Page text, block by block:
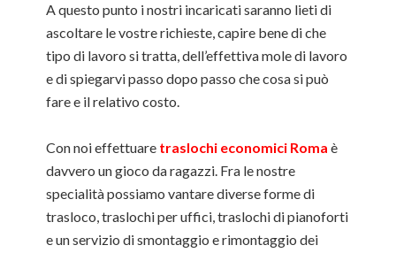
A questo punto i nostri incaricati saranno lieti di
ascoltare le vostre richieste, capire bene di che
tipo di lavoro si tratta, dell’effettiva mole di lavoro
e di spiegarvi passo dopo passo che cosa si può
fare e il relativo costo.
Con noi effettuare traslochi economici Roma è
davvero un gioco da ragazzi. Fra le nostre
specialità possiamo vantare diverse forme di
trasloco, traslochi per uffici, traslochi di pianoforti
e un servizio di smontaggio e rimontaggio dei